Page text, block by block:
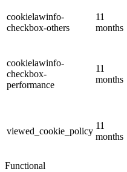
cookielawinfo-
checkbox-others
11
months
cookielawinfo-
checkbox-
performance
11
months
viewed_cookie_policy
11
months
Functional